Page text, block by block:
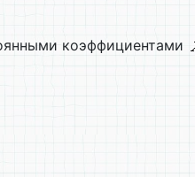
коэффициентами